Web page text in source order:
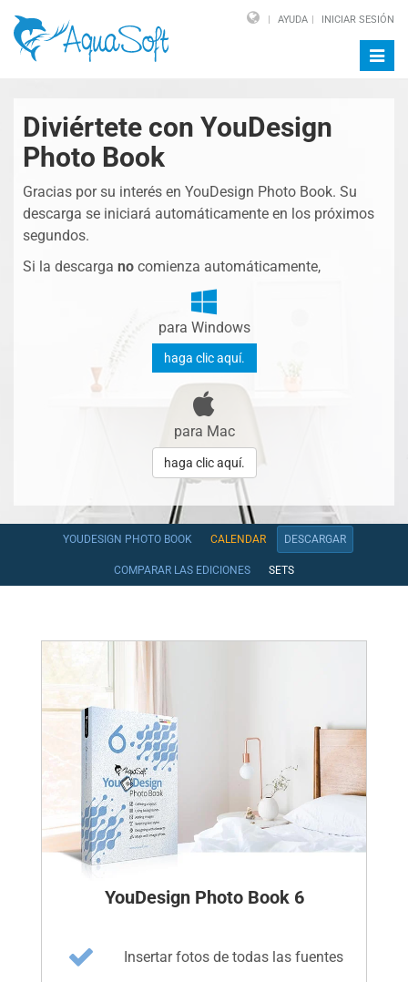
AYUDA INICIAR SESIÓN
Diviértete con YouDesign
Photo Book
Gracias por su interés en YouDesign Photo Book. Su
descarga se iniciará automáticamente en los próximos
segundos.
Si la descarga no comienza automáticamente,
para Windows
haga clic aquí.
para Mac
haga clic aquí.
YOUDESIGN PHOTO BOOK CALENDAR DESCARGAR
COMPARAR LAS EDICIONES SETS
YouDesign Photo Book 6
Insertar fotos de todas las fuentes